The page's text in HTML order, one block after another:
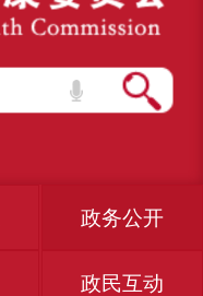
政务公开
政民互动